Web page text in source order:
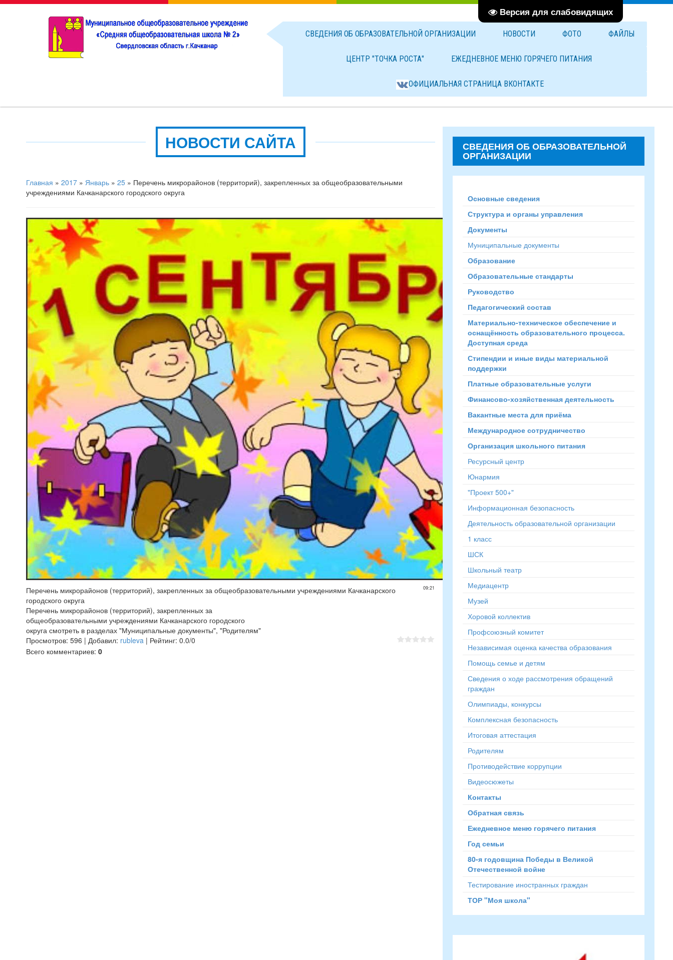
Версия для слабовидящих
СВЕДЕНИЯ ОБ ОБРАЗОВАТЕЛЬНОЙ ОРГАНИЗАЦИИ НОВОСТИ ФОТО ФАЙЛЫ
ЦЕНТР "ТОЧКА РОСТА" ЕЖЕДНЕВНОЕ МЕНЮ ГОРЯЧЕГО ПИТАНИЯ
ОФИЦИАЛЬНАЯ СТРАНИЦА ВКОНТАКТЕ
НОВОСТИ САЙТА
Главная » 2017 » Январь » 25 » Перечень микрорайонов (территорий), закрепленных за общеобразовательными
учреждениями Качканарского городского округа
09:21
Перечень микрорайонов (территорий), закрепленных за общеобразовательными учреждениями Качканарского
городского округа
Перечень микрорайонов (территорий), закрепленных за
общеобразовательными учреждениями Качканарского городского
округа смотреть в разделах "Муниципальные документы", "Родителям"
Просмотров: 596 | Добавил: rubleva | Рейтинг: 0.0/0
Всего комментариев: 0
СВЕДЕНИЯ ОБ ОБРАЗОВАТЕЛЬНОЙ
ОРГАНИЗАЦИИ
Основные сведения
Структура и органы управления
Документы
Муниципальные документы
Образование
Образовательные стандарты
Руководство
Педагогический состав
Материально-техническое обеспечение и
оснащённость образовательного процесса.
Доступная среда
Стипендии и иные виды материальной
поддержки
Платные образовательные услуги
Финансово-хозяйственная деятельность
Вакантные места для приёма
Международное сотрудничество
Организация школьного питания
Ресурсный центр
Юнармия
"Проект 500+"
Информационная безопасность
Деятельность образовательной организации
1 класс
ШСК
Школьный театр
Медиацентр
Музей
Хоровой коллектив
Профсоюзный комитет
Независимая оценка качества образования
Помощь семье и детям
Сведения о ходе рассмотрения обращений
граждан
Олимпиады, конкурсы
Комплексная безопасность
Итоговая аттестация
Родителям
Противодействие коррупции
Видеосюжеты
Контакты
Обратная связь
Ежедневное меню горячего питания
Год семьи
80-я годовщина Победы в Великой
Отечественной войне
Тестирование иностранных граждан
ТОР "Моя школа"